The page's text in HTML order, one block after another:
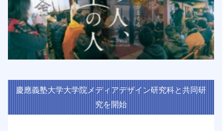
慶應義塾大学大学院メディアデザイン研究科と共同研
究を開始